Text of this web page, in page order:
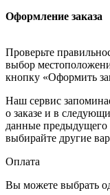
Оформление заказа
Проверьте
выбор
кнопку «Оформить
Наш сервис
о заказе и в
данные предыдущего
выбирайте другие
Оплата
Вы можете выбрать